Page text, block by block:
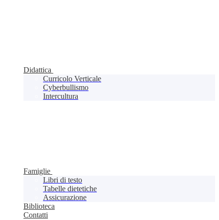
Didattica
Curricolo Verticale
Cyberbullismo
Intercultura
Famiglie
Libri di testo
Tabelle dietetiche
Assicurazione
Biblioteca
Contatti